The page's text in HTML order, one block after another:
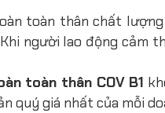
toàn thân chất
người lao động cảm
toàn thân COV B1
quý giá nhất của mỗi